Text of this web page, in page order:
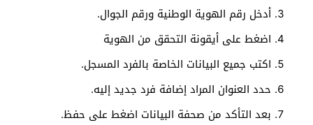
أدخل رقم الهوية الوطنية ورقم الجوال.
اضغط على أيقونة التحقق من الهوية
اكتب جميع البيانات الخاصة بالفرد المسجل.
حدد العنوان المراد إضافة فرد جديد إليه.
بعد التأكد من صحفة البيانات اضغط على حفظ.